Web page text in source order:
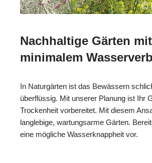
Nachhaltige Gärten mit
minimalem
In Naturgärten ist das Bewässern
überflüssig. Mit unserer Planung ist Ihr
Trockenheit vorbereitet. Mit diesem
langlebige, wartungsarme Gärten.
eine mögliche Wasserknappheit vor.